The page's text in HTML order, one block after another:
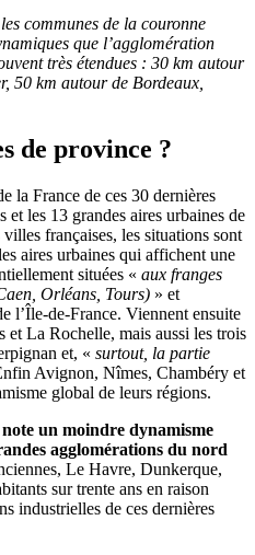
communes de la couronne
que l’agglomération
très étendues : 30 km autour
50 km autour de Bordeaux,
de province ?
la France de ces 30 dernières
et les 13 grandes aires urbaines de
françaises, les situations sont
aires urbaines qui affichent une
situées « aux franges
Orléans, Tours) » et
l’Île-de-France. Viennent ensuite
et La Rochelle, mais aussi les trois
et, « surtout, la partie
Avignon, Nîmes, Chambéry et
global de leurs régions.
un moindre dynamisme
agglomérations du nord
Le Havre, Dunkerque,
sur trente ans en raison
industrielles de ces dernières